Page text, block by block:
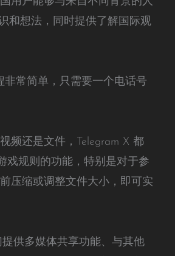
和想法，同时提供了解国际观
非常简单，只需要一个电话号
频还是文件，Telegram X 都
戏规则的功能，特别是对于参
压缩或调整文件大小，即可实
供多媒体共享功能、与其他